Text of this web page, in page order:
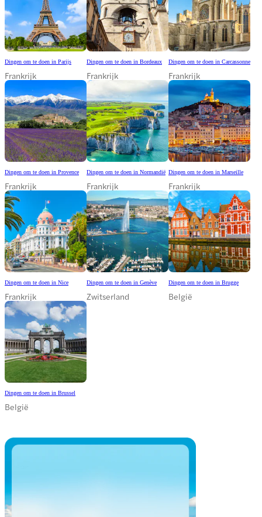
Dingen om te doen in Parijs
Frankrijk
Dingen om te doen in Bordeaux
Frankrijk
Dingen om te doen in Carcassonne
Frankrijk
Dingen om te doen in Provence
Frankrijk
Dingen om te doen in Normandië
Frankrijk
Dingen om te doen in Marseille
Frankrijk
Dingen om te doen in Nice
Frankrijk
Dingen om te doen in Genève
Zwitserland
Dingen om te doen in Brugge
België
Dingen om te doen in Brussel
België